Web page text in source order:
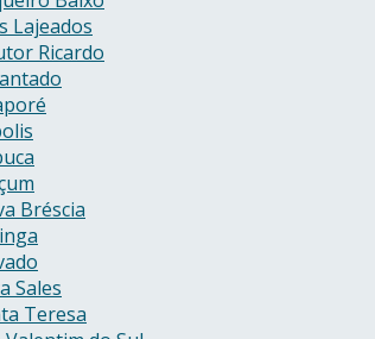
Lajeados
Ricardo
Bréscia
Sales
Teresa